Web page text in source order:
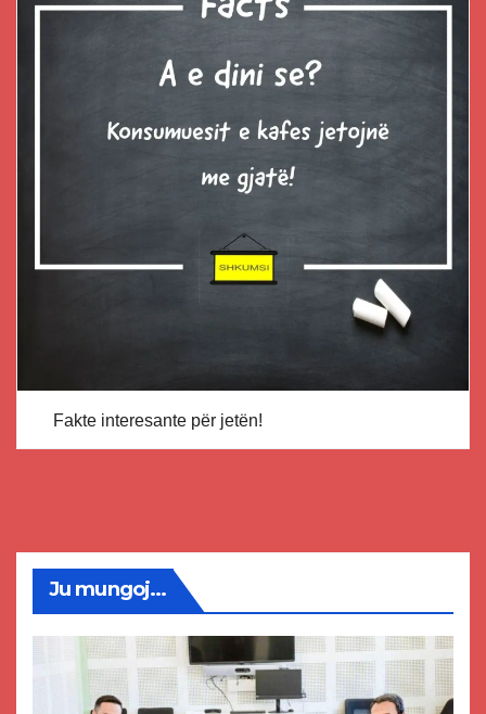
Fakte interesante për jetën!
Ju mungoj...